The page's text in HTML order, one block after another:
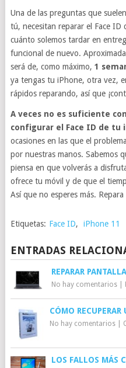
Una de las preguntas que
tú, necesitan reparar el Face ID
cuánto solemos tardar en
funcional de nuevo.
será de, como máximo, 1
ya tengas tu iPhone, otra vez,
rápidos reparando, así que
A veces no es suficiente
configurar el Face ID de tu
ocasiones en las que el
por nuestras manos. Sabemos
piensa en que volverás a
ofrece tu móvil y de que el
Así que no esperes más.
Etiquetas: Face ID, iPhone 11
ENTRADAS
REPARAR
No hay comentarios|
CÓMO
No hay comentarios|
LOS FALLOS MÁS